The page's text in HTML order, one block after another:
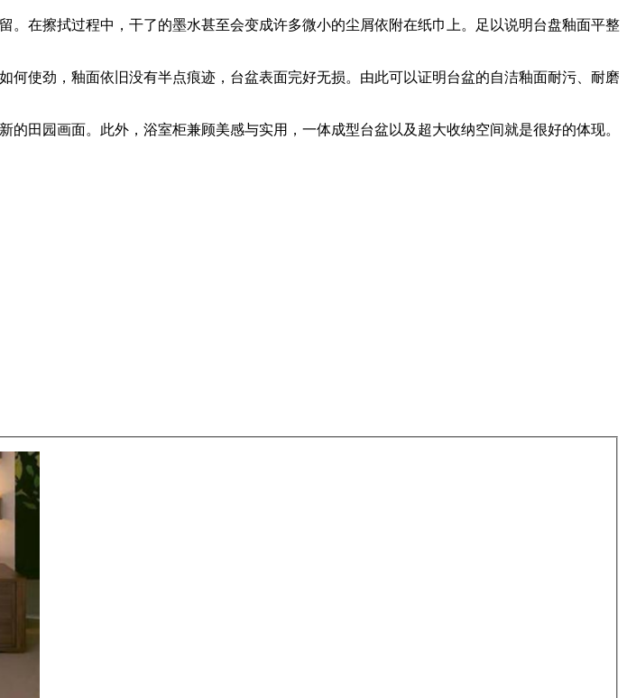
在擦拭过程中，干了的墨水甚至会变成许多微小的尘屑依附在纸巾上。足以说明台盘釉面平整
劲，釉面依旧没有半点痕迹，台盆表面完好无损。由此可以证明台盆的自洁釉面耐污、耐磨
园画面。此外，浴室柜兼顾美感与实用，一体成型台盆以及超大收纳空间就是很好的体现。